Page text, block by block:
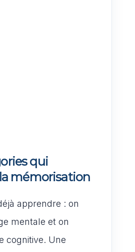
qui
mémorisation
apprendre : on
mentale et on
cognitive. Une